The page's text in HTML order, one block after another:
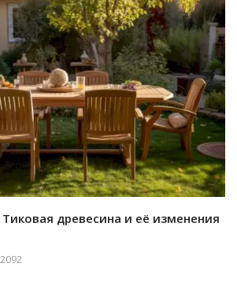
древесина и её изменения
2092